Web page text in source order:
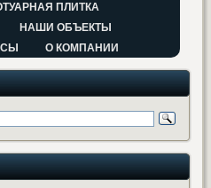
ПЛИТКА
НАШИ ОБЪЕКТЫ
О КОМПАНИИ